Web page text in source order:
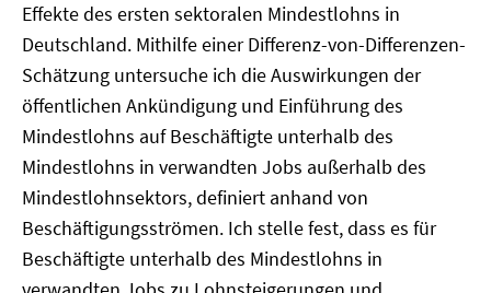
Effekte des ersten sektoralen Mindestlohns in
Deutschland. Mithilfe einer Differenz-von-Differenzen-
Schätzung untersuche ich die Auswirkungen der
öffentlichen Ankündigung und Einführung des
Mindestlohns auf Beschäftigte unterhalb des
Mindestlohns in verwandten Jobs außerhalb des
Mindestlohnsektors, definiert anhand von
Beschäftigungsströmen. Ich stelle fest, dass es für
Beschäftigte unterhalb des Mindestlohns in